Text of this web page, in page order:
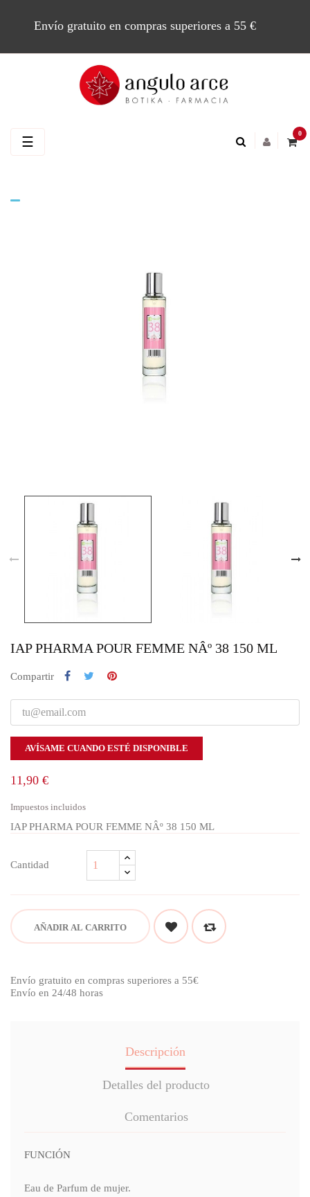
Envío gratuito en compras superiores a 55 €
0
Navegación
☰
IAP PHARMA POUR FEMME NÂº 38 150 ML
Compartir
AVÍSAME CUANDO ESTÉ DISPONIBLE
11,90 €
Impuestos incluidos
IAP PHARMA POUR FEMME NÂº 38 150 ML
Cantidad
AÑADIR AL CARRITO
Envío gratuito en compras superiores a 55€
Envío en 24/48 horas
Descripción
Detalles del producto
Comentarios
FUNCIÓN
Eau de Parfum de mujer.